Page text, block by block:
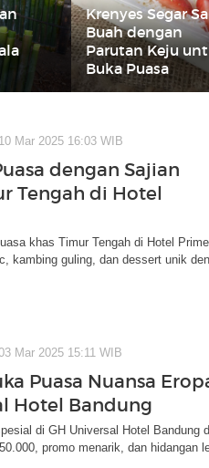
Krenyes Segar
Buah dengan
Parutan Keju
Buka Puasa
Mar 2025 16:03 WIB
dengan Sajian
Tengah di Hotel
khas Timur Tengah di Hotel
kambing guling, dan dessert unik
Mar 2025 15:11 WIB
Puasa Nuansa
Hotel Bandung
di GH Universal Hotel Bandung
promo menarik, dan hidangan